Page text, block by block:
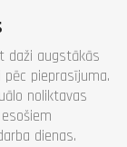
daži augstākās
pieprasījuma.
noliktavas
dienas.